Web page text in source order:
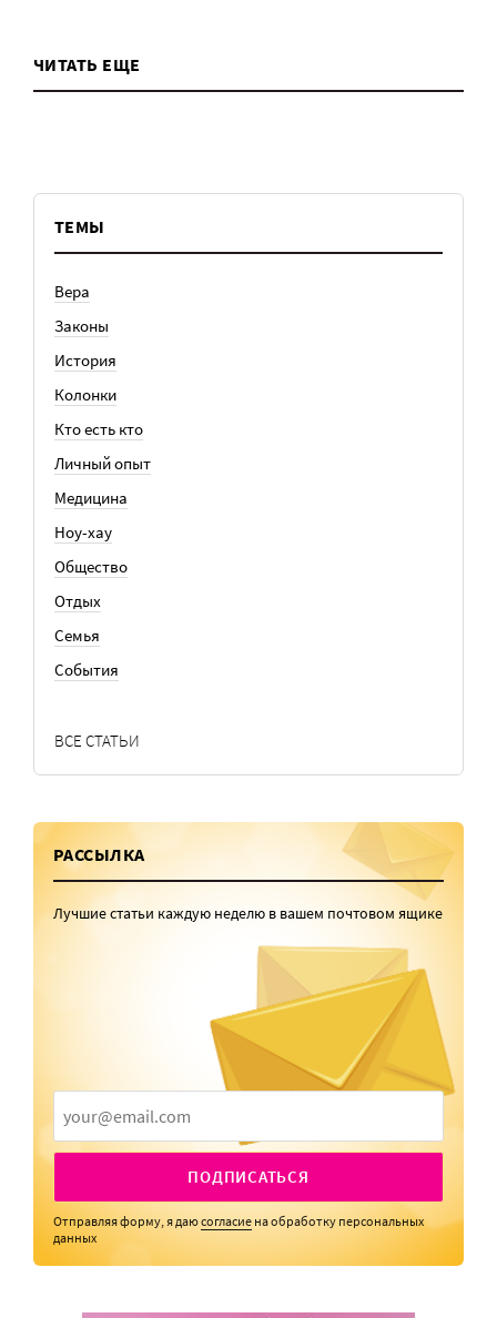
ЧИТАТЬ ЕЩЕ
ТЕМЫ
Вера
Законы
История
Колонки
Кто есть кто
Личный опыт
Медицина
Ноу-хау
Общество
Отдых
Семья
События
ВСЕ СТАТЬИ
РАССЫЛКА
Лучшие статьи каждую неделю в вашем почтовом ящике
ПОДПИСАТЬСЯ
Отправляя форму, я даюсогласие на обработку персональных
данных